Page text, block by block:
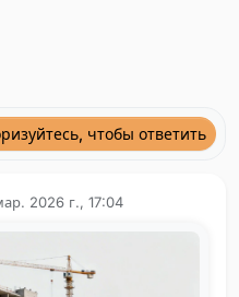
чтобы ответить
2026 г., 17:04